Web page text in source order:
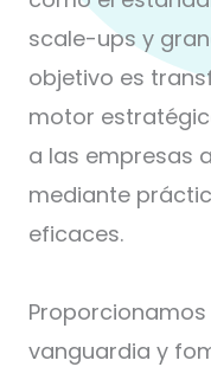
scale-ups y
objetivo es
motor
a las empresas
mediante
eficaces.
Proporcionamos
vanguardia y